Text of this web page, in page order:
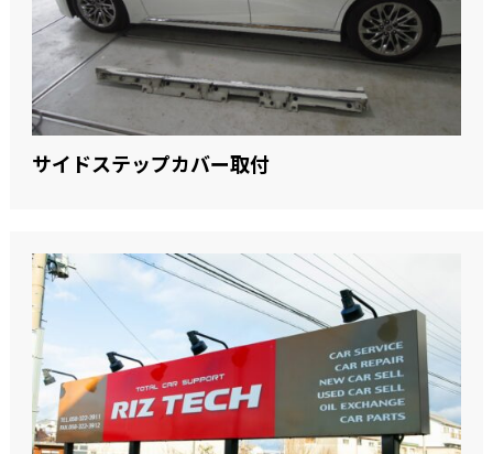
サイドステップカバー取付